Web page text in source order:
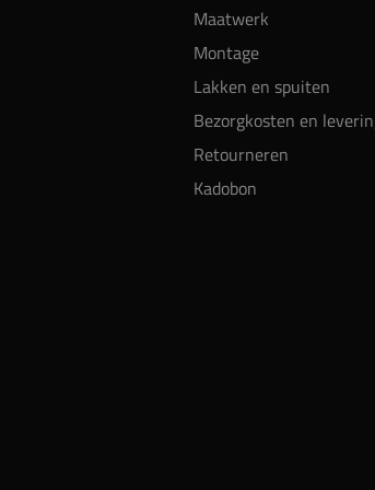
Maatwerk
Montage
Lakken en spuiten
Bezorgkosten en
Retourneren
Kadobon